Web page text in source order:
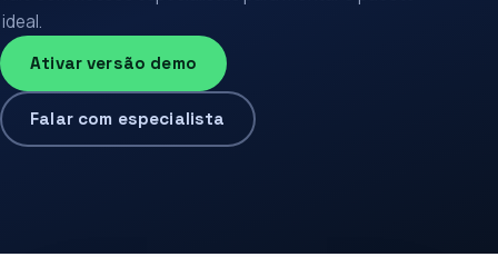
ideal.
Ativar versão demo
Falar com especialista